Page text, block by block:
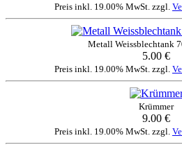
Preis inkl. 19.00% MwSt. zzgl.
Metall Weissblechtank
5.00 €
Preis inkl. 19.00% MwSt. zzgl.
Krümmer
9.00 €
Preis inkl. 19.00% MwSt. zzgl.